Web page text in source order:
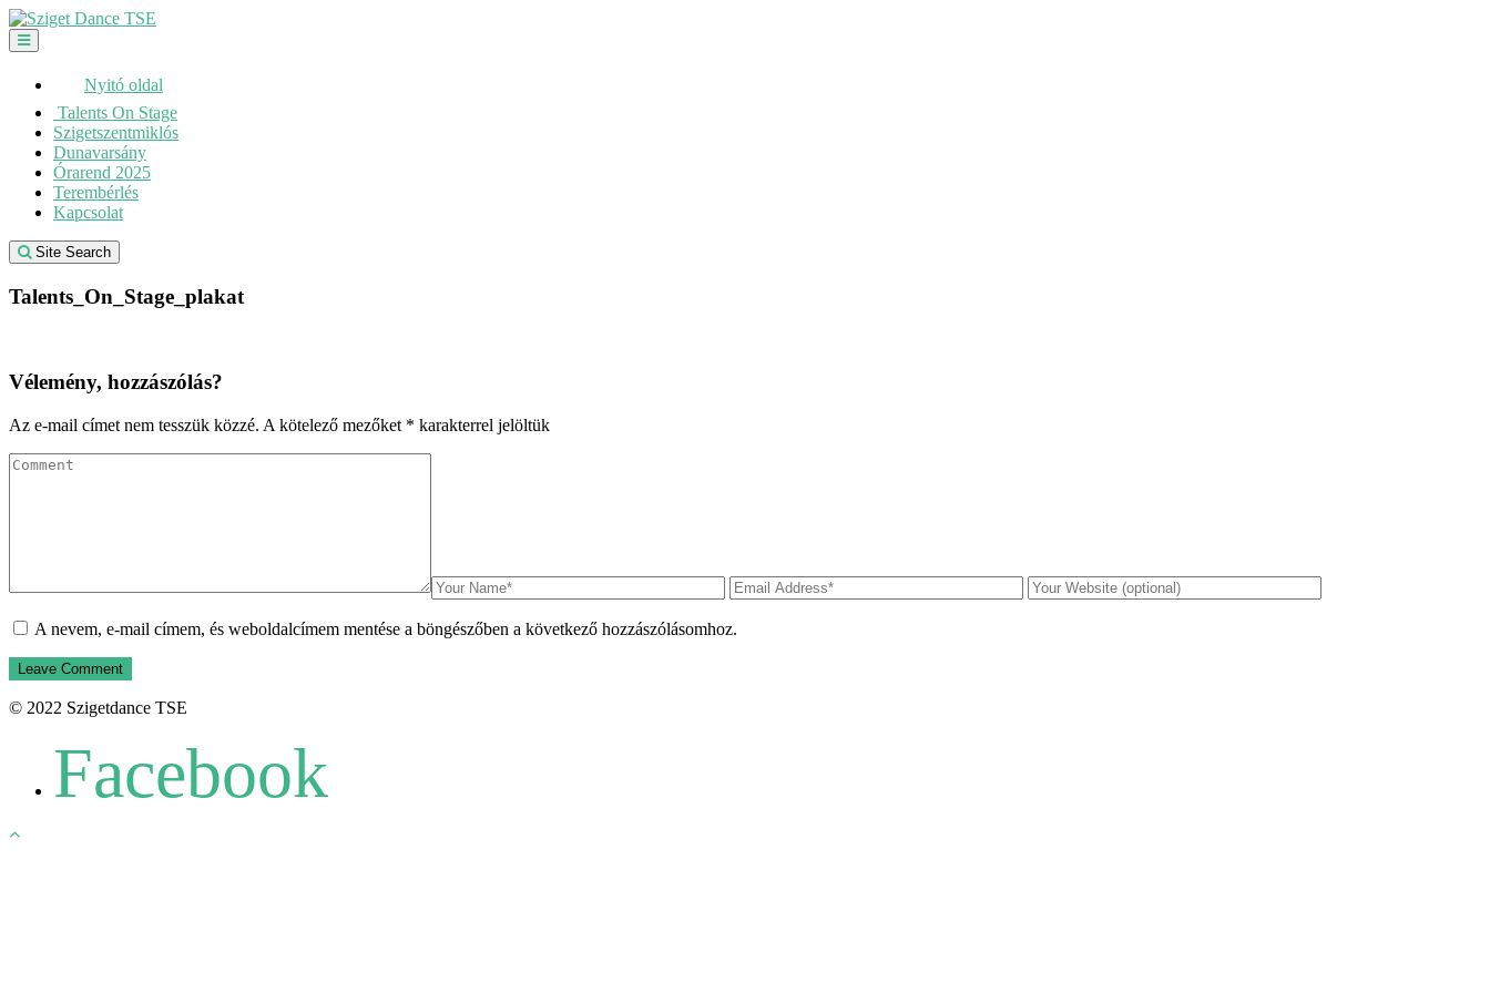
Skip
to
content
Nyitó oldal
Talents On Stage
Szigetszentmiklós
Dunavarsány
Órarend 2025
Terembérlés
Kapcsolat
Site Search
Talents_On_Stage_plakat
Vélemény, hozzászólás?
Az e-mail címet nem tesszük közzé. A kötelező mezőket * karakterrel jelöltük
A nevem, e-mail címem, és weboldalcímem mentése a böngészőben a következő hozzászólásomhoz.
© 2022 Szigetdance TSE
Facebook